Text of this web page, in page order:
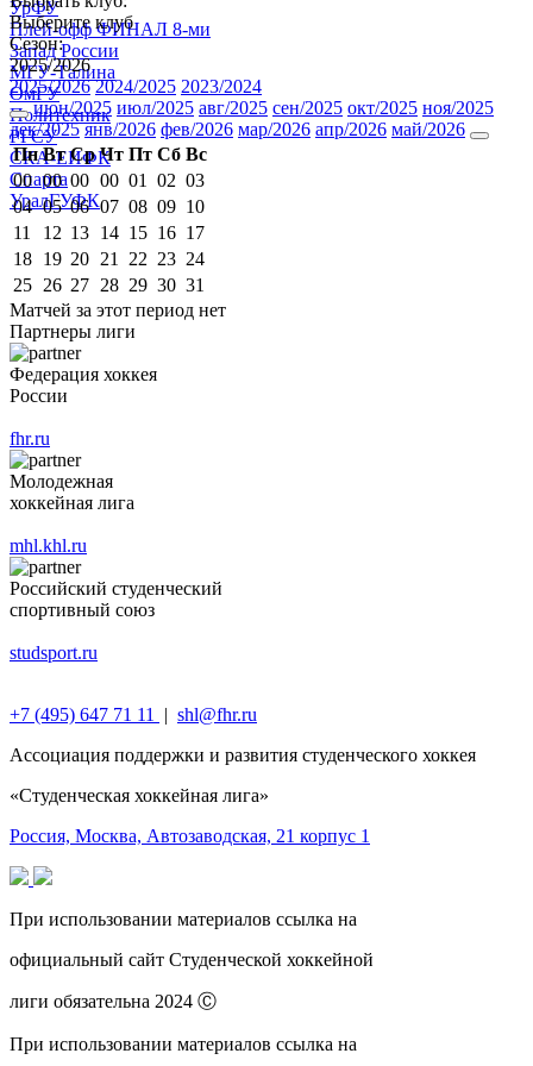
УрФУ
Плей-офф ФИНАЛ 8-ми
Запад России
МГУ-Талина
ОмГУ
Политехник
РГСУ
СКА-ЕИФК
Спарта
УралГУФК
Выберите клуб
Сезон:
2025/2026
2025/2026 2024/2025 2023/2024
июн/2025 июл/2025 авг/2025 сен/2025 окт/2025 ноя/2025
дек/2025 янв/2026 фев/2026 мар/2026 апр/2026 май/2026
Пн Вт Ср Чт Пт Сб Вс
00 00 00 00 01 02 03
04 05 06 07 08 09 10
11
12 13 14 15 16 17
18 19 20 21 22 23 24
25 26 27 28 29 30 31
Матчей за этот период нет
Партнеры лиги
Федерация хоккея
России
fhr.ru
Молодежная
хоккейная лига
mhl.khl.ru
Российский студенческий
спортивный союз
studsport.ru
+7 (495) 647 71 11 | shl@fhr.ru
Ассоциация поддержки и развития студенческого хоккея‎
«Студенческая хоккейная лига»
Россия, Москва, Автозаводская, 21 корпус 1
При использовании материалов ссылка на
официальный сайт Студенческой хоккейной‎
лиги обязательна 2024 Ⓒ
При использовании материалов ссылка на